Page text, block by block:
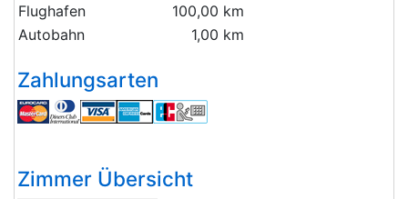
Flughafen
100,00 km
Autobahn
1,00 km
Zahlungsarten
Zimmer Übersicht